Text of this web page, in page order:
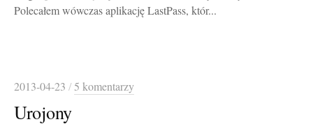
Polecałem wówczas aplikację LastPass, któr...
2013-04-23 /5 komentarzy
Urojony